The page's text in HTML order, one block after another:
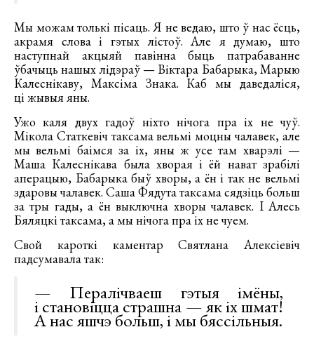
Мы можам толькі пісаць. Я не ведаю, што ў нас ёсць,
акрамя слова і гэтых лістоў. Але я думаю, што
наступнай акцыяй павінна быць патрабаванне
ўбачыць нашых лідэраў — Віктара Бабарыка, Марыю
Калеснікаву, Максіма Знака. Каб мы даведаліся,
ці жывыя яны.
Ужо каля двух гадоў ніхто нічога пра іх не чуў.
Мікола Статкевіч таксама вельмі моцны чалавек, але
мы вельмі баімся за іх, яны ж усе там хварэлі —
Маша Калеснікава была хворая і ёй нават зрабілі
аперацыю, Бабарыка быў хворы, а ён і так не вельмі
здаровы чалавек. Саша Фядута таксама сядзіць больш
за тры гады, а ён выключна хворы чалавек. І Алесь
Бяляцкі таксама, а мы нічога пра іх не чуем.
Свой кароткі каментар Святлана Алексіевіч
падсумавала так:
— Пералічваеш гэтыя імёны,
і становіцца страшна — як іх шмат!
А нас яшчэ больш, і мы бяссільныя.